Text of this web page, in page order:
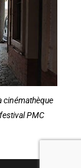
cinémathèque
PMC